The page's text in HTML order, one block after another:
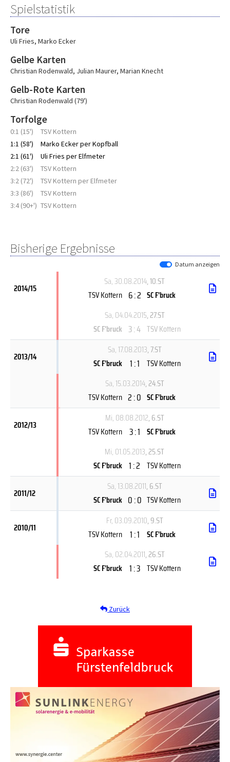
Spielstatistik
Tore
Uli Fries, Marko Ecker
Gelbe Karten
Christian Rodenwald, Julian Maurer, Marian Knecht
Gelb-Rote Karten
Christian Rodenwald (79')
Torfolge
0:1 (15')
TSV Kottern
1:1 (58')
Marko Ecker per Kopfball
2:1 (61')
Uli Fries per Elfmeter
2:2 (63')
TSV Kottern
3:2 (72')
TSV Kottern per Elfmeter
3:3 (86')
TSV Kottern
3:4 (90+') TSV Kottern
Bisherige Ergebnisse
Datum anzeigen
2014/15
Sa, 30.08.2014, 10.ST
TSV Kottern 6 : 2 SC F'bruck
Sa, 04.04.2015, 27.ST
SC F'bruck 3 : 4 TSV Kottern
2013/14
Sa, 17.08.2013, 7.ST
SC F'bruck
1 : 1
TSV Kottern
Sa, 15.03.2014, 24.ST
TSV Kottern 2 : 0 SC F'bruck
2012/13
Mi, 08.08.2012, 6.ST
TSV Kottern 3 : 1 SC F'bruck
Mi, 01.05.2013, 25.ST
SC F'bruck 1 : 2 TSV Kottern
2011/12
Sa, 13.08.2011, 6.ST
SC F'bruck 0 : 0 TSV Kottern
2010/11
Fr, 03.09.2010, 9.ST
TSV Kottern
1 : 1
SC F'bruck
Sa, 02.04.2011, 26.ST
SC F'bruck 1 : 3 TSV Kottern
Zurück